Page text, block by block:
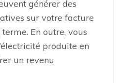
générer des
sur votre facture
En outre, vous
produite en
un revenu